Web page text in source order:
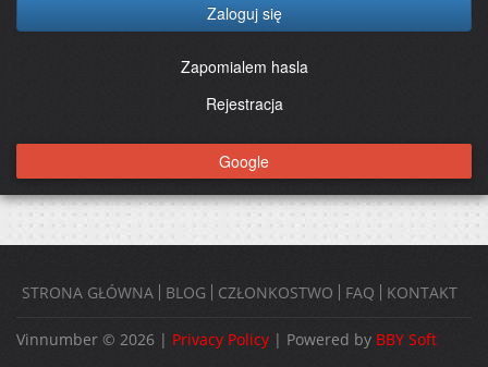
Zaloguj się
Zapomialem hasla
Rejestracja
Google
STRONA GŁÓWNA BLOG CZŁONKOSTWO FAQ KONTAKT
Vinnumber © 2026 | Privacy Policy | Powered by BBY Soft